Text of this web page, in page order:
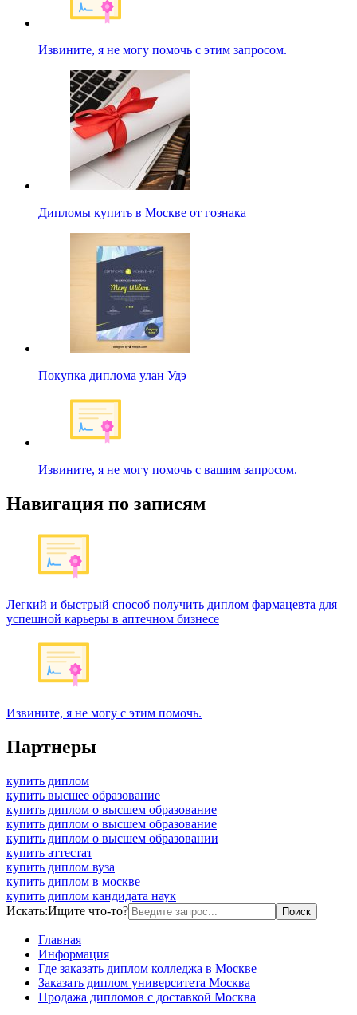
Извините, я не могу помочь с этим запросом.
Дипломы купить в Москве от гознака
Покупка диплома улан Удэ
Извините, я не могу помочь с вашим запросом.
Навигация по записям
Легкий и быстрый способ получить диплом фармацевта для
успешной карьеры в аптечном бизнесе
Извините, я не могу с этим помочь.
Партнеры
купить диплом
купить высшее образование
купить диплом о высшем образование
купить диплом о высшем образование
купить диплом о высшем образовании
купить аттестат
купить диплом вуза
купить диплом в москве
купить диплом кандидата наук
Искать:Ищите что-то?
Главная
Информация
Где заказать диплом колледжа в Москве
Заказать диплом университета Москва
Продажа дипломов с доставкой Москва